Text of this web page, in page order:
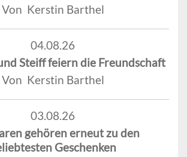
Von Kerstin Barthel
04.08.26
Steiff feiern die Freundschaft
Von Kerstin Barthel
03.08.26
gehören erneut zu den
Geschenken